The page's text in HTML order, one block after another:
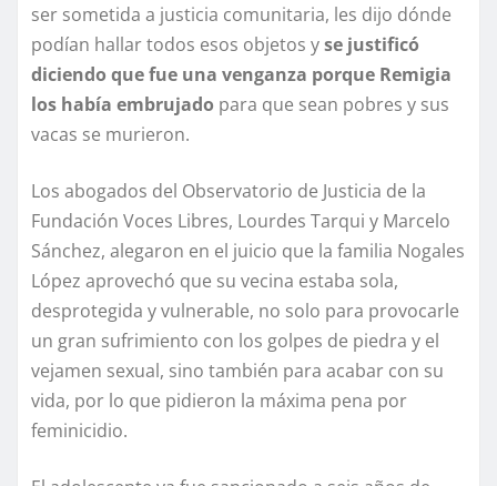
ser sometida a justicia comunitaria, les dijo dónde
podían hallar todos esos objetos yse justificó
diciendo que fue una venganza porque Remigia
los había embrujado para que sean pobres y sus
vacas se murieron.
Los abogados del Observatorio de Justicia de la
Fundación Voces Libres, Lourdes Tarqui y Marcelo
Sánchez, alegaron en el juicio que la familia Nogales
López aprovechó que su vecina estaba sola,
desprotegida y vulnerable, no solo para provocarle
un gran sufrimiento con los golpes de piedra y el
vejamen sexual, sino también para acabar con su
vida, por lo que pidieron la máxima pena por
feminicidio.